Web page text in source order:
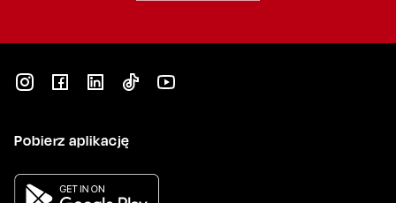
Pobierz aplikację